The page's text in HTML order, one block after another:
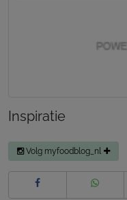
Inspiratie
Volg myfoodblog_nl